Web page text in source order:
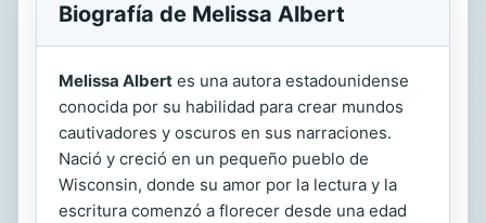
Biografía de Melissa Albert
Melissa Albert es una autora estadounidense
conocida por su habilidad para crear mundos
cautivadores y oscuros en sus narraciones.
Nació y creció en un pequeño pueblo de
Wisconsin, donde su amor por la lectura y la
escritura comenzó a florecer desde una edad